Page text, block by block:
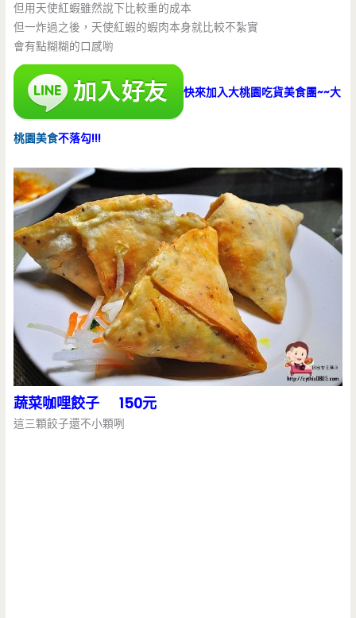
但用天使紅蝦雖然說下比較重的成本
但一炸過之後，天使紅蝦的蝦肉本身就比較不紮實
會有點糊糊的口感喲
快來加入大桃園吃貨美食團~~大
桃園美食不落勾!!!
蔬菜咖哩餃子 150元
這三顆餃子還不小顆咧